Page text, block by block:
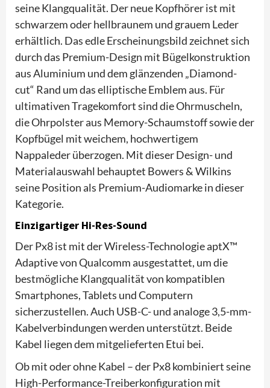
seine Klangqualität. Der neue Kopfhörer ist mit
schwarzem oder hellbraunem und grauem Leder
erhältlich. Das edle Erscheinungsbild zeichnet sich
durch das Premium-Design mit Bügelkonstruktion
aus Aluminium und dem glänzenden „Diamond-
cut“ Rand um das elliptische Emblem aus. Für
ultimativen Tragekomfort sind die Ohrmuscheln,
die Ohrpolster aus Memory-Schaumstoff sowie der
Kopfbügel mit weichem, hochwertigem
Nappaleder überzogen. Mit dieser Design- und
Materialauswahl behauptet Bowers & Wilkins
seine Position als Premium-Audiomarke in dieser
Kategorie.
Einzigartiger Hi-Res-Sound
Der Px8 ist mit der Wireless-Technologie aptX™
Adaptive von Qualcomm ausgestattet, um die
bestmögliche Klangqualität von kompatiblen
Smartphones, Tablets und Computern
sicherzustellen. Auch USB-C- und analoge 3,5-mm-
Kabelverbindungen werden unterstützt. Beide
Kabel liegen dem mitgelieferten Etui bei.
Ob mit oder ohne Kabel – der Px8 kombiniert seine
High-Performance-Treiberkonfiguration mit